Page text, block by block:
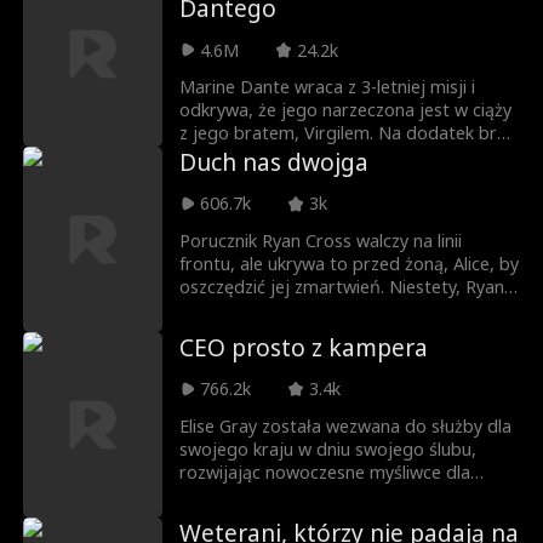
konserwator na strzelnicy. Znosi
upokorzenia ze strony lekceważącego
kapitana klubu strzeleckiego, Alberta,
który nie zdaje sobie sprawy z jego
prawdziwej tożsamości. Strzelnica stoi w
obliczu wrogiego przejęcia. Aby chronić
Jane, właścicielkę, oraz jej córkę Rebeccę,
Carl wychodzi naprzeciw i pokazuje swoje
legendarne umiejętności strzeleckie,
tożsamości...
Dantego
4.6M
24.2k
Marine Dante wraca z 3-letniej misji i
odkrywa, że jego narzeczona jest w ciąży
z jego bratem, Virgilem. Na dodatek brat
przepuścił jego oszczędności, a rodzice
trzymają jego stronę. Po fali upokorzeń
Dante szykuje odwet – demaskuje
nagranie na jego ślubie.
Duch nas dwojga
606.7k
3k
Porucznik Ryan Cross walczy na linii
frontu, ale ukrywa to przed żoną, Alice, by
oszczędzić jej zmartwień. Niestety, Ryan
Jego niedokończone sprawy sprawiają
jednak, że wraca do żony pod postacią
ducha. Tymczasem Alice, przekonana, że
mąż po prostu jej unika, zaczyna
podejrzewać go o zdradę! Wściekła
postanawia wziąć odwet i poślubić
innego. W dniu ślubu jej auto mija
CEO prosto z kampera
766.2k
3.4k
Elise Gray została wezwana do służby dla
swojego kraju w dniu swojego ślubu,
rozwijając nowoczesne myśliwce dla
Lockheed Gray, największego na świecie
Weterani, którzy nie padają na